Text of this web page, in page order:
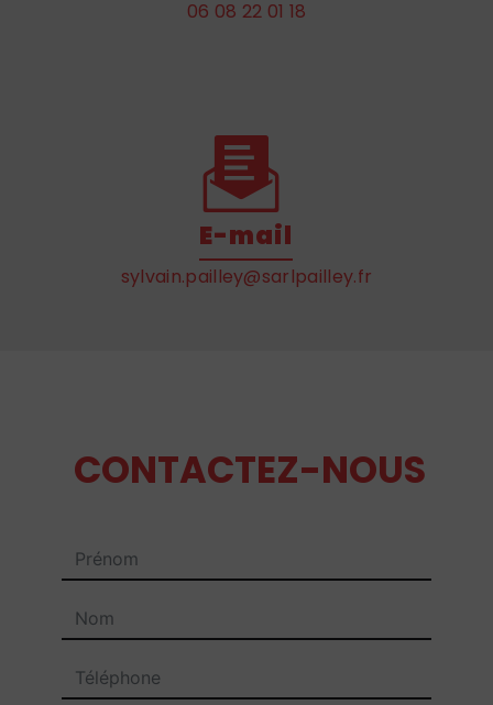
06 08 22 01 18
E-mail
sylvain.pailley@sarlpailley.fr
CONTACTEZ-NOUS